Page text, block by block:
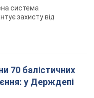
України 24-й
на підтримку